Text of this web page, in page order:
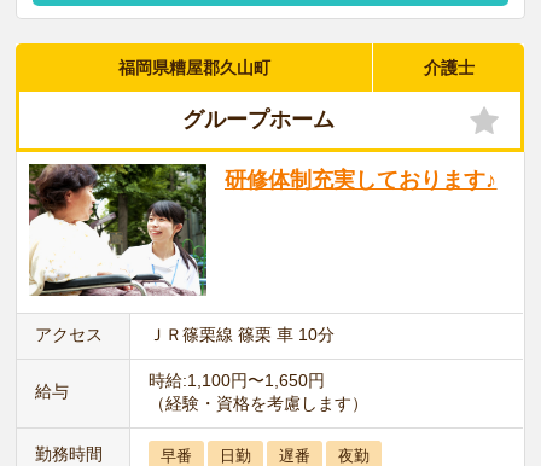
福岡県糟屋郡久山町 介護士
グループホーム
研修体制充実しております♪
アクセス ＪＲ篠栗線 篠栗 車 10分
給与
時給:1,100円〜1,650円
（経験・資格を考慮します）
勤務時間 早番 日勤 遅番 夜勤